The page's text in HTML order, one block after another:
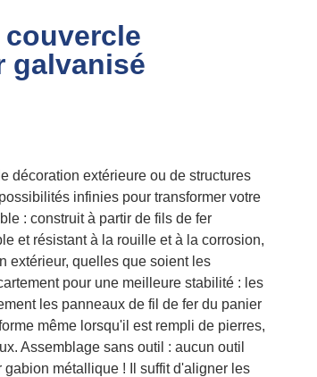
galvanisé
décoration extérieure ou de structures
infinies pour transformer votre
: construit à partir de fils de fer
et résistant à la rouille et à la corrosion,
extérieur, quelles que soient les
pour une meilleure stabilité : les
les panneaux de fil de fer du panier
même lorsqu'il est rempli de pierres,
Assemblage sans outil : aucun outil
métallique ! Il suffit d'aligner les